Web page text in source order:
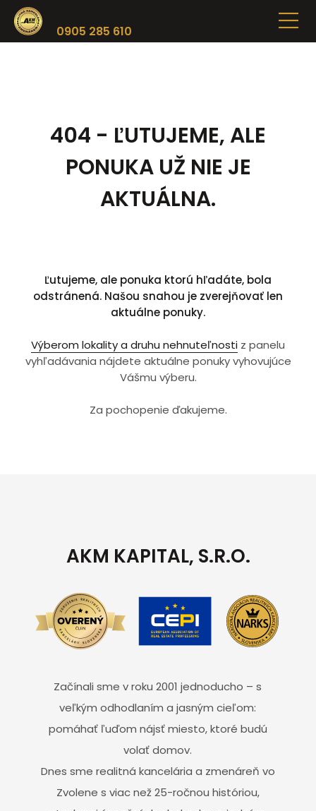
0905 285 610
404 - ĽUTUJEME, ALE
PONUKA UŽ NIE JE
AKTUÁLNA.
Ľutujeme, ale ponuka ktorú hľadáte, bola
odstránená. Našou snahou je zverejňovať len
aktuálne ponuky.
Výberom lokality a druhu nehnuteľnosti z panelu
vyhľadávania nájdete aktuálne ponuky vyhovujúce
Vášmu výberu.
Za pochopenie ďakujeme.
AKM KAPITAL, S.R.O.
Začínali sme v roku 2001 jednoducho – s
veľkým odhodlaním a jasným cieľom:
pomáhať ľuďom nájsť miesto, ktoré budú
volať domov.
Dnes sme realitná kancelária a zmenáreň vo
Zvolene s viac než 25-ročnou históriou,